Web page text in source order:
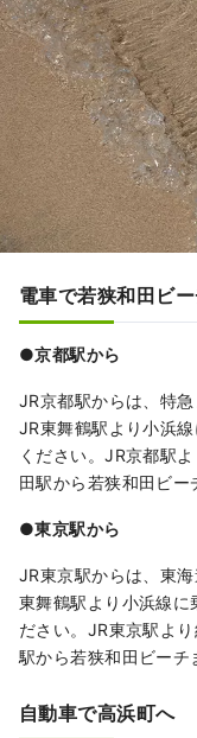
電車で若狭和田ビ
●京都駅から
JR京都駅からは、特
JR東舞鶴駅より小浜
ください。JR京都駅
田駅から若狭和田ビー
●東京駅から
JR東京駅からは、東
東舞鶴駅より小浜線に
ださい。JR東京駅よ
駅から若狭和田ビーチ
自動車で高浜町へ